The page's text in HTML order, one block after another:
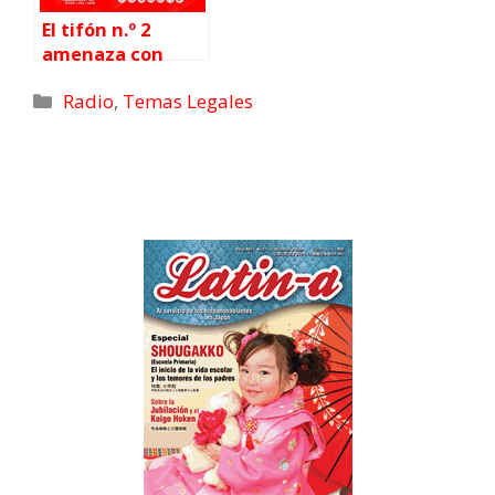
El tifón n.º 2
amenaza con
en Kanto: alerta
Radio, Temas Legales